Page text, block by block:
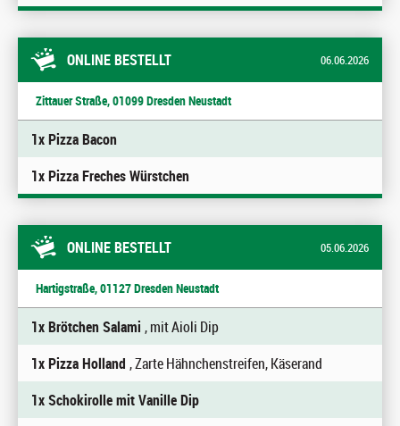
ONLINE BESTELLT 06.06.2026
Zittauer Straße, 01099 Dresden Neustadt
1x Pizza Bacon
1x Pizza Freches Würstchen
ONLINE BESTELLT 05.06.2026
Hartigstraße, 01127 Dresden Neustadt
1x Brötchen Salami , mit Aioli Dip
1x Pizza Holland , Zarte Hähnchenstreifen, Käserand
1x Schokirolle mit Vanille Dip